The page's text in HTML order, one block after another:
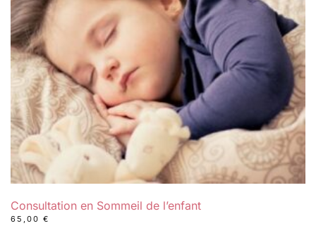
Consultation en Sommeil de l’enfant
65,00 €